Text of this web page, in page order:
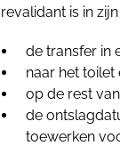
revalidant is in
de transfer in
naar het
op de rest
de
toewerken